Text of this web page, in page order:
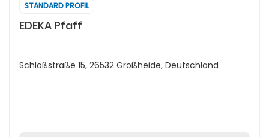
STANDARD PROFIL
EDEKA Pfaff
Schloßstraße 15, 26532 Großheide, Deutschland